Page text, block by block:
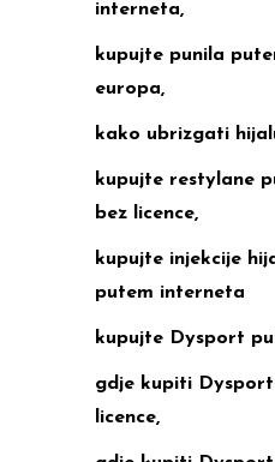
interneta,
kupujte punila
europa,
kako ubrizgati
kupujte restylane
bez licence,
kupujte injekcije
putem interneta
kupujte Dysport
gdje kupiti
licence,